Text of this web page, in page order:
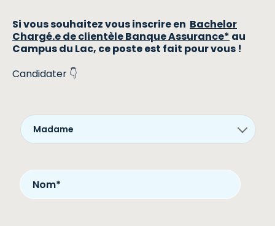
Si vous souhaitez vous inscrire en Bachelor
Chargé.e de clientèle Banque Assurance* au
Campus du Lac, ce poste est fait pour vous !
Candidater 👇